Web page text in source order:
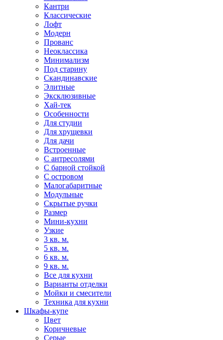
Кантри
Классические
Лофт
Модерн
Прованс
Неоклассика
Минимализм
Под старину
Скандинавские
Элитные
Эксклюзивные
Хай-тек
Особенности
Для студии
Для хрущевки
Для дачи
Встроенные
С антресолями
С барной стойкой
С островом
Малогабаритные
Модульные
Скрытые ручки
Размер
Мини-кухни
Узкие
3 кв. м.
5 кв. м.
6 кв. м.
9 кв. м.
Все для кухни
Варианты отделки
Мойки и смесители
Техника для кухни
Шкафы-купе
Цвет
Коричневые
Серые